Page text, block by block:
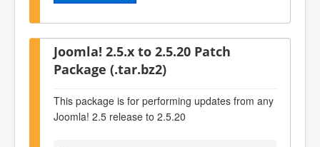
Joomla! 2.5.x to 2.5.20 Patch
Package (.tar.bz2)
This package is for performing updates from any
Joomla! 2.5 release to 2.5.20